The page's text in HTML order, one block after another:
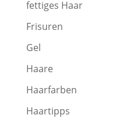
fettiges Haar
Frisuren
Gel
Haare
Haarfarben
Haartipps